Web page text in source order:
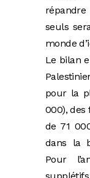
seuls
monde
Le bilan
pour la
000), des
de 71
dans la
Pour